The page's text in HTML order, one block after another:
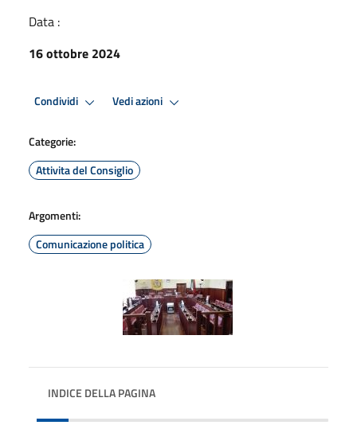
Data :
16 ottobre 2024
Condividi Vedi azioni
Categorie:
Attivita del Consiglio
Argomenti:
Comunicazione politica
INDICE DELLA PAGINA